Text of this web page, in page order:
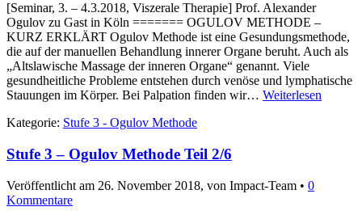
[Seminar, 3. – 4.3.2018, Viszerale Therapie] Prof. Alexander
Ogulov zu Gast in Köln ======= OGULOV METHODE –
KURZ ERKLÄRT Ogulov Methode ist eine Gesundungsmethode,
die auf der manuellen Behandlung innerer Organe beruht. Auch als
„Altslawische Massage der inneren Organe“ genannt. Viele
gesundheitliche Probleme entstehen durch venöse und lymphatische
Stauungen im Körper. Bei Palpation finden wir… Weiterlesen
Kategorie: Stufe 3 - Ogulov Methode
Stufe 3 – Ogulov Methode Teil 2/6
Veröffentlicht am 26. November 2018, von Impact-Team • 0
Kommentare